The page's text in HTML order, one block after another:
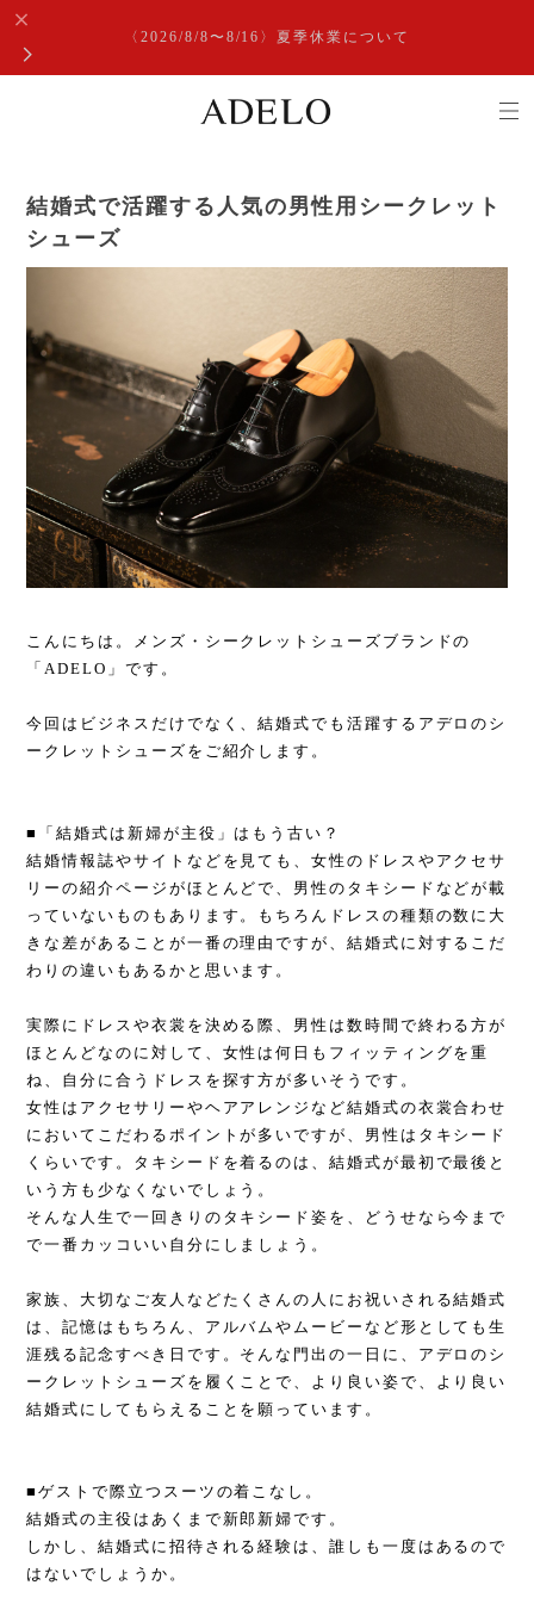
〈2026/8/8〜8/16〉夏季休業について
結婚式で活躍する人気の男性用シークレット
シューズ
こんにちは。メンズ・シークレットシューズブランドの
「ADELO」です。
今回はビジネスだけでなく、結婚式でも活躍するアデロのシ
ークレットシューズをご紹介します。
■「結婚式は新婦が主役」はもう古い？
結婚情報誌やサイトなどを見ても、女性のドレスやアクセサ
リーの紹介ページがほとんどで、男性のタキシードなどが載
っていないものもあります。もちろんドレスの種類の数に大
きな差があることが一番の理由ですが、結婚式に対するこだ
わりの違いもあるかと思います。
実際にドレスや衣裳を決める際、男性は数時間で終わる方が
ほとんどなのに対して、女性は何日もフィッティングを重
ね、自分に合うドレスを探す方が多いそうです。
女性はアクセサリーやヘアアレンジなど結婚式の衣裳合わせ
においてこだわるポイントが多いですが、男性はタキシード
くらいです。タキシードを着るのは、結婚式が最初で最後と
いう方も少なくないでしょう。
そんな人生で一回きりのタキシード姿を、どうせなら今まで
で一番カッコいい自分にしましょう。
家族、大切なご友人などたくさんの人にお祝いされる結婚式
は、記憶はもちろん、アルバムやムービーなど形としても生
涯残る記念すべき日です。そんな門出の一日に、アデロのシ
ークレットシューズを履くことで、より良い姿で、より良い
結婚式にしてもらえることを願っています。
■ゲストで際立つスーツの着こなし。
結婚式の主役はあくまで新郎新婦です。
しかし、結婚式に招待される経験は、誰しも一度はあるので
はないでしょうか。